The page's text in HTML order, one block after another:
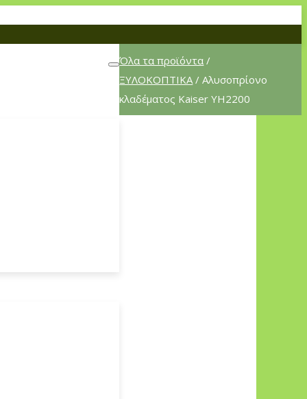
Όλα τα προϊόντα /
ΞΥΛΟΚΟΠΤΙΚΑ/ Αλυσοπρίονο
κλαδέματος Kaiser YH2200